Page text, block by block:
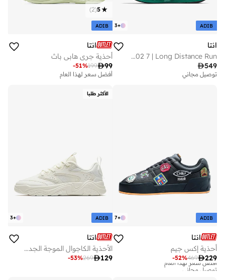
+
3 ADIB
انتا
C202 7 | Long Distance Run
549
توصيل مجاني
5
(
2
)
ADIB
انتا
أحذية جري هابي باث
99
199
-51%
أفضل سعر لهذا العام
+
7 ADIB
انتا
أحذية إكس جيم
229
469
-52%
أفضل سعر لهذا العام
توصيل مجاني
الأكثر طلبا
+
3 ADIB
انتا
الأحذية الكاجوال الموجة الجديدة البيضاء
129
269
-53%